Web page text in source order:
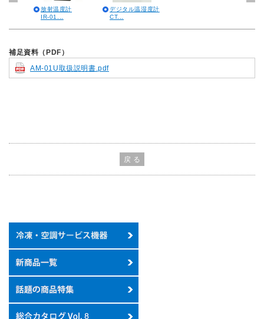
放射温度計
IR-01...
デジタル温湿度計
CT...
補足資料（PDF）
AM-01U取扱説明書.pdf
戻 る